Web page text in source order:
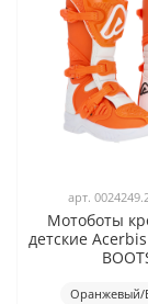
арт.
Мотоботы
детские Acerbis
Оранжевый/